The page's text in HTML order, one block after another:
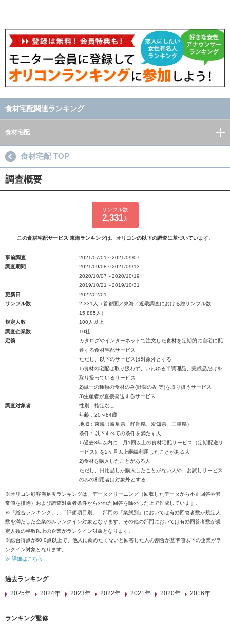
食材宅配関連ランキング
食材宅配
食材宅配 TOP
調査概要
サンプル数
2,331人
この食材宅配サービス 東海ランキングは、オリコンの以下の調査に基づいています。
事前調査
2021/07/01～2021/09/07
調査期間
2021/09/08～2021/09/13
2020/10/07～2020/10/19
2019/10/21～2019/10/31
更新日
2022/02/01
サンプル数
2,331人（首都圏／東海／近畿調査における総サンプル数
15,885人）
規定人数
100人以上
調査企業数
10社
定義
カタログやインターネットで注文した食材を定期的に自宅に配
達する食材宅配サービス
ただし、以下のサービスは対象外とする
1)食材の宅配は取り扱わず、いわゆる半調理品、完成品だけを
取り扱っているサービス
2)単一の種類の食材のみ(野菜のみ 等)を取り扱うサービス
3)生産者が直接発送するサービス
調査対象者
性別：指定なし
年齢：20～84歳
地域：東海（岐阜県、静岡県、愛知県、三重県）
条件：以下すべての条件を満たす人
1)過去3年以内に、月1回以上の食材宅配サービス（定期配送サ
ービス）を2ヶ月以上継続利用したことがある人
2)食材を購入したことがある人
ただし、日用品しか購入したことがない人や、お試しサービス
のみの利用者は対象外とする
※オリコン顧客満足度ランキングは、データクリーニング（回収したデータから不正回答や異
常値を排除）および調査対象者条件から外れた回答を除外した上で作成しています。
※「総合ランキング」、「評価項目別」、部門の「業態別」においては有効回答者数が規定人
数を満たした企業のみランクイン対象となります。その他の部門においては有効回答者数が規
定人数の半数以上の企業がランクイン対象となります。
※総合得点が60.0点以上で、他人に薦めたくないと回答した人の割合が基準値以下の企業がラ
ンクイン対象となります。
≫ 詳細はこちら
過去ランキング
2025年
2024年 2023年 2022年 2021年 2020年 2016年
ランキング監修